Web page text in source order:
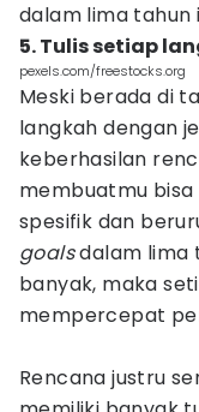
dalam lima tahun
5. Tulis setiap
pexels.com/freestocks.org
Meski berada di
langkah dengan
keberhasilan
membuatmu
spesifik dan
goalsdalam lima
banyak, maka
mempercepat
Rencana justru